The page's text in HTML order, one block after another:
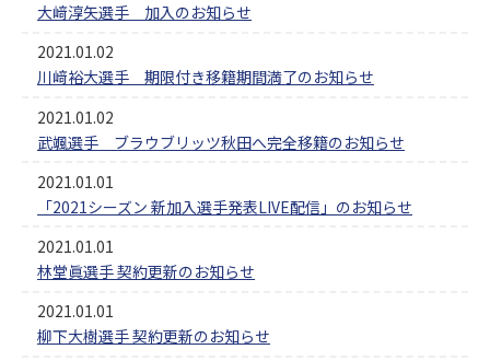
大﨑淳矢選手 加入のお知らせ
2021.01.02
川﨑裕大選手 期限付き移籍期間満了のお知らせ
2021.01.02
武颯選手 ブラウブリッツ秋田へ完全移籍のお知らせ
2021.01.01
「2021シーズン 新加入選手発表LIVE配信」のお知らせ
2021.01.01
林堂眞選手 契約更新のお知らせ
2021.01.01
柳下大樹選手 契約更新のお知らせ